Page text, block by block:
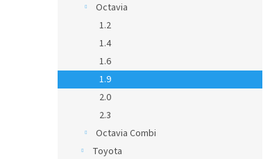
Octavia
1.2
1.4
1.6
1.9
2.0
2.3
Octavia Combi
Toyota